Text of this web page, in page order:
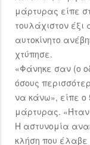
μάρτυρας είπε
τουλάχιστον
αυτοκίνητο
χτύπησε.
«Φάνηκε σαν (ο
όσους
να κάνω», είπε ο
μάρτυρας. «Ήταν
Η αστυνομία
κλήση που